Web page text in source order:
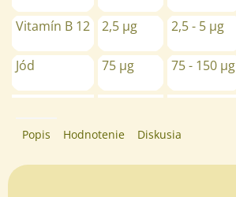
Vitamín B 12 2,5 µg 2,5 - 5 µg
Jód 75 µg 75 - 150 µg
Popis Hodnotenie Diskusia